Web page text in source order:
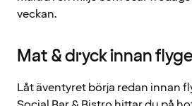
veckan.
Mat & dryck innan
Låt äventyret börja redan innan